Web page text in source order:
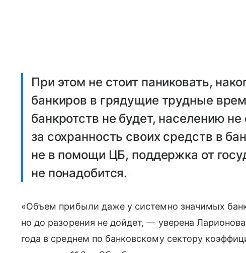
При этом не стоит паниковать,
банкиров в грядущие трудные
банкротств не будет, населению не
за сохранность своих средств в
не в помощи ЦБ, поддержка от
не понадобится.
«Объем прибыли даже у системно значимых
но до разорения не дойдет, — уверена
года в среднем по банковскому сектору